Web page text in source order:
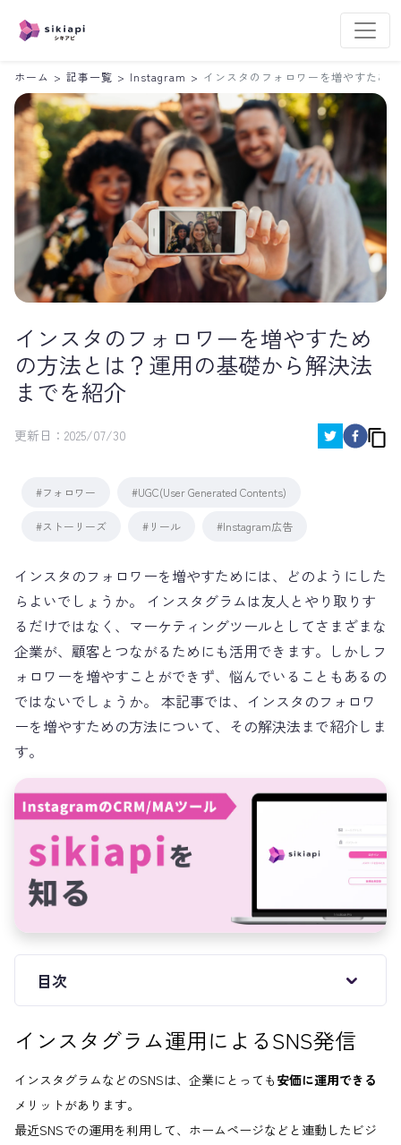
ホーム > 記事一覧 > Instagram > インスタのフォロワーを増やすため
インスタのフォロワーを増やすため
の方法とは？運用の基礎から解決法
までを紹介
更新日： 2025/07/30
#フォロワー #UGC(User Generated Contents)
#ストーリーズ #リール #Instagram広告
インスタのフォロワーを増やすためには、どのようにした
らよいでしょうか。 インスタグラムは友人とやり取りす
るだけではなく、マーケティングツールとしてさまざまな
企業が、顧客とつながるためにも活用できます。しかしフ
ォロワーを増やすことができず、悩んでいることもあるの
ではないでしょうか。 本記事では、インスタのフォロワ
ーを増やすための方法について、その解決法まで紹介しま
す。
目次
インスタグラム運用によるSNS発信
インスタグラムなどのSNSは、企業にとっても 安価に運用できる
メリットがあります。
最近SNSでの運用を利用して、ホームページなどと連動したビジ